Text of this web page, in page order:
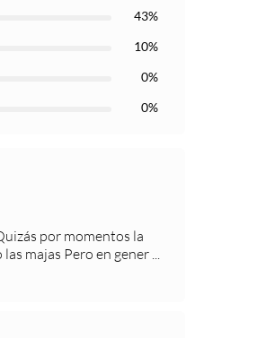
43%
10%
0%
0%
por momentos la
majas Pero en gener ...